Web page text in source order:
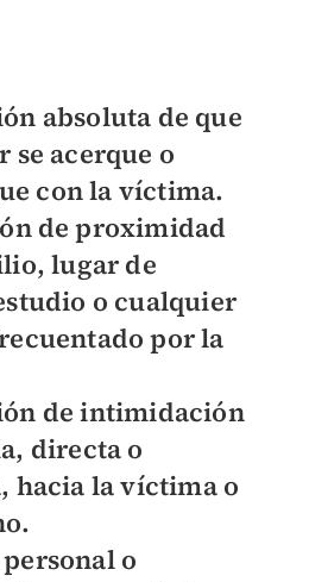
absoluta de que
se acerque o
con la víctima.
de proximidad
lugar de
o cualquier
por la
de intimidación
directa o
hacia la víctima o
o